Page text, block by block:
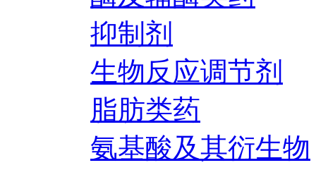
抑制剂
生物反应调节剂
脂肪类药
氨基酸及其衍生物